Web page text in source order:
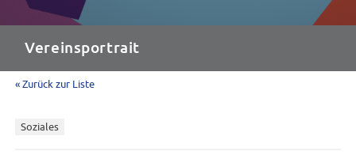
Vereinsportrait
« Zurück zur Liste
Soziales